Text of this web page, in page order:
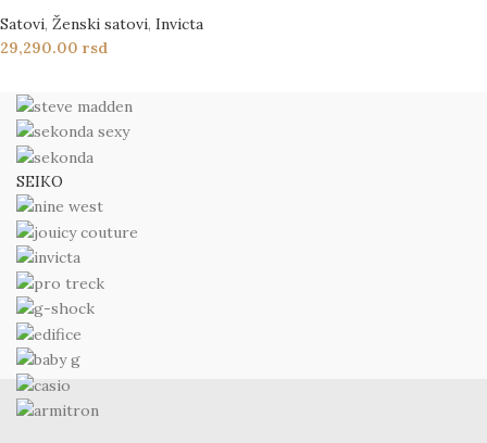
Satovi, Ženski satovi, Invicta
29,290.00 rsd
SEIKO